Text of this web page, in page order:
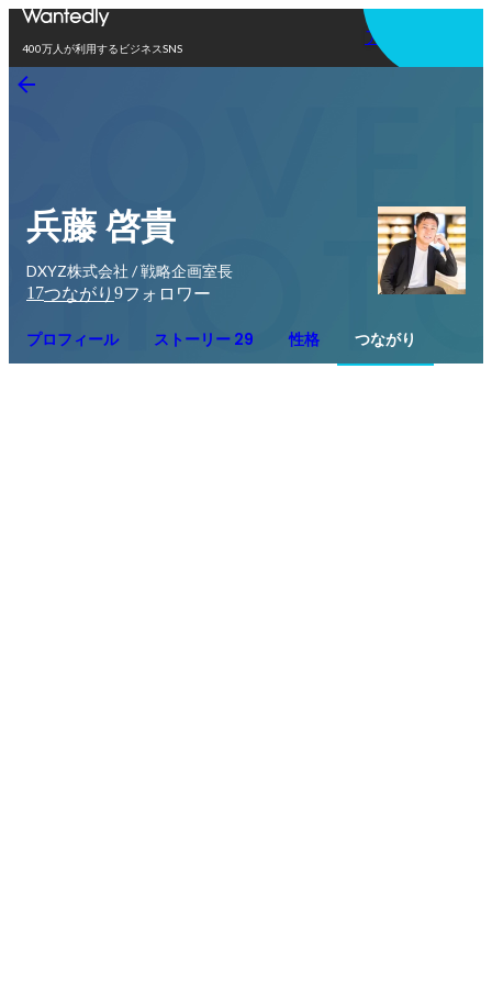
400万人が利用するビジネスSNS
アプリを使う
兵藤 啓貴
DXYZ株式会社 / 戦略企画室長
17つながり 9フォロワー
プロフィール ストーリー 29 性格 つながり